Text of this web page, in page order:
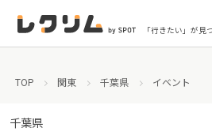
「行きたい」が見
TOP 関東 千葉県 イベント
千葉県